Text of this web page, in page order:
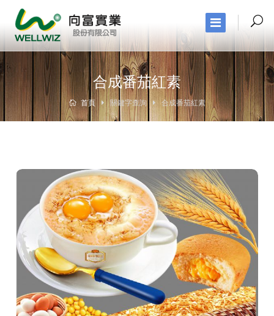
合成番茄紅素
首頁 關鍵字查詢 合成番茄紅素